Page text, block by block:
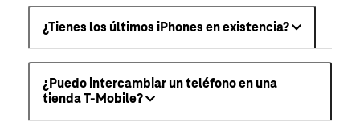
¿Tienes los últimos iPhones en existencia?
¿Puedo intercambiar un teléfono en una
tienda T-Mobile?